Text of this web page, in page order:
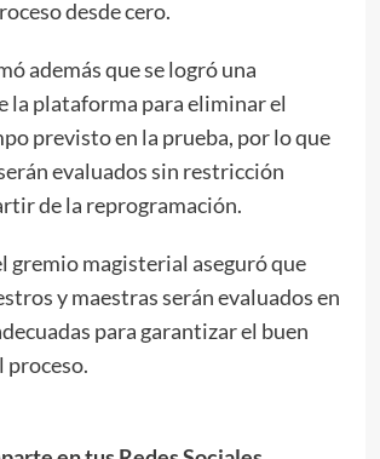
desde cero.
además que se logró una
la plataforma para eliminar el
previsto en la prueba, por lo que
evaluados sin restricción
de la reprogramación.
gremio magisterial aseguró que
y maestras serán evaluados en
para garantizar el buen
proceso.